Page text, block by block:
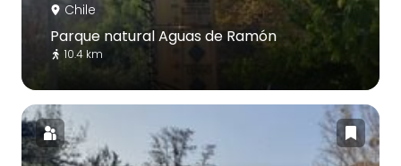
Chile
Parque natural Aguas de Ramón
10.4 km